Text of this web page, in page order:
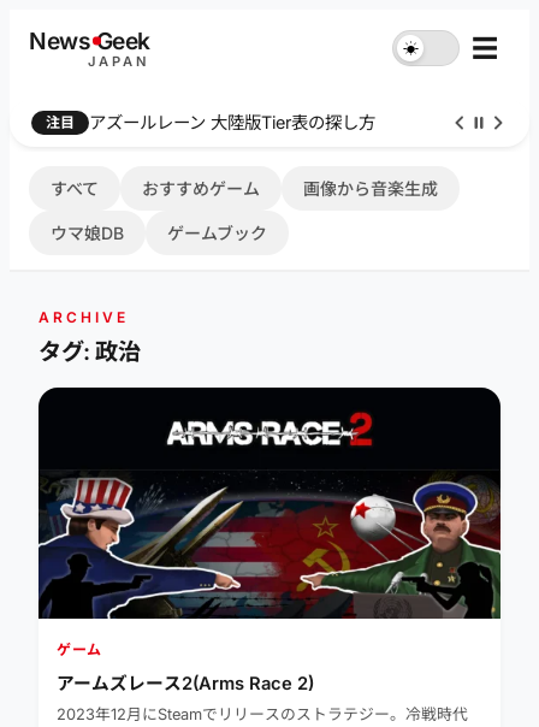
NewsGeek
JAPAN
☀︎ ☰
注目 アズールレーン 大陸版Tier表の探し方
すべて おすすめゲーム 画像から音楽生成
ウマ娘DB ゲームブック
ARCHIVE
タグ: 政治
ゲーム
アームズレース2(Arms Race 2)
2023年12月にSteamでリリースのストラテジー。冷戦時代